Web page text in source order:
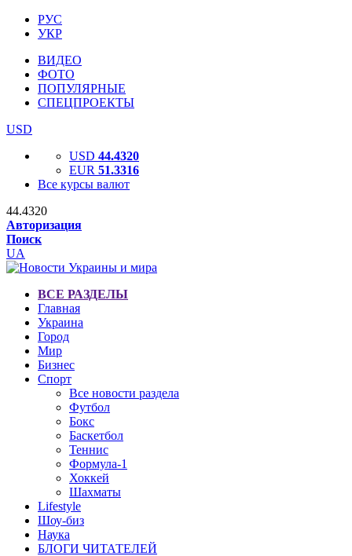
РУС
УКР
ВИДЕО
ФОТО
ПОПУЛЯРНЫЕ
СПЕЦПРОЕКТЫ
USD
USD 44.4320
EUR 51.3316
Все курсы валют
44.4320
Авторизация
Поиск
UA
ВСЕ РАЗДЕЛЫ
Главная
Украина
Город
Мир
Бизнес
Спорт
Все новости раздела
Футбол
Бокс
Баскетбол
Теннис
Формула-1
Хоккей
Шахматы
Lifestyle
Шоу-биз
Наука
БЛОГИ ЧИТАТЕЛЕЙ